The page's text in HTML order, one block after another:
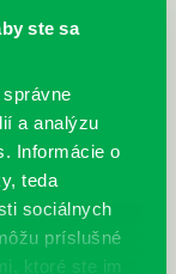
ste sa
a analýzu
Informácie o
teda
sociálnych
príslušné
ktoré ste im